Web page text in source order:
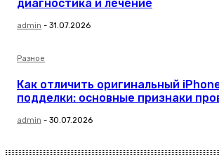
диагностика и лечение
admin - 31.07.2026
Разное
Как отличить оригинальный
подделки: основные признаки
admin - 30.07.2026